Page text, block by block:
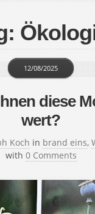
diese
wert?
Koch
12/08/2025
in brand eins,
with 0 Comments